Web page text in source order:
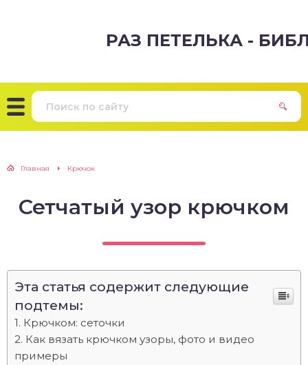
РАЗ ПЕТЕЛЬКА -
Главная Крючок
Сетчатый узор крючком
Эта статья содержит следующие
подтемы:
Крючком: сеточки
Как вязать крючком узоры, фото и видео
примеры